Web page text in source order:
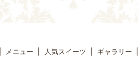
メニュー 人気スイーツ ギャラリー